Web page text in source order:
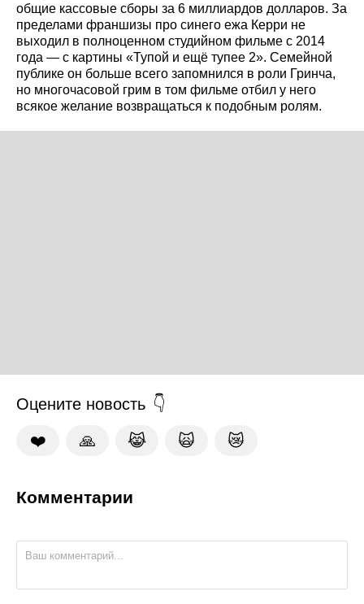
общие кассовые сборы за 6 миллиардов долларов. За
пределами франшизы про синего ежа Керри не
выходил в полноценном студийном фильме с 2014
года — с картины «Тупой и ещё тупее 2». Семейной
публике он больше всего запомнился в роли Гринча,
но многочасовой грим в том фильме отбил у него
всякое желание возвращаться к подобным ролям.
Оцените новость
❤️ 🙏 😹 🙀 😿
Комментарии